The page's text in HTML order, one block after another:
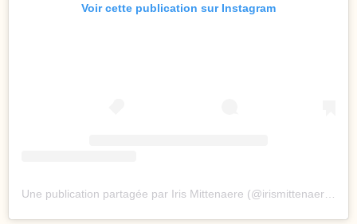
Voir cette publication sur Instagram